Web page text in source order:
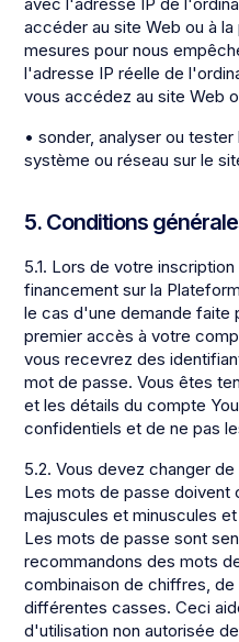
accéder au site Web ou à
mesures pour nous
l'adresse IP réelle de
vous accédez au site Web
• sonder, analyser ou
système ou réseau sur le
5. Conditions
5.1. Lors de votre
financement sur la
le cas d'une demande faite
premier accès à votre
vous recevrez des
mot de passe. Vous êtes
et les détails du compte
confidentiels et de ne pas
5.2. Vous devez changer
Les mots de passe doivent
majuscules et minuscules
Les mots de passe sont
recommandons des mots
combinaison de chiffres,
différentes casses. Ceci
d'utilisation non autorisée